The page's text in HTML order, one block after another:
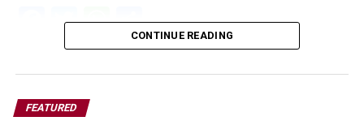
Facebook
Twitter
WhatsApp
Share
CONTINUE READING
FEATURED